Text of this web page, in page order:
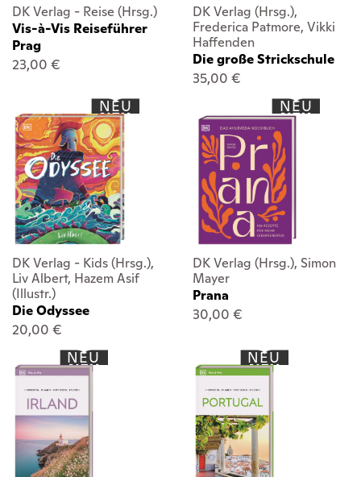
DK Verlag - Reise (Hrsg.)
Vis-à-Vis Reiseführer
Prag
23,00 €
DK Verlag (Hrsg.),
Frederica Patmore, Vikki
Haffenden
Die große Strickschule
35,00 €
NEU
DK Verlag - Kids (Hrsg.),
Liv Albert, Hazem Asif
(Illustr.)
Die Odyssee
20,00 €
NEU
DK Verlag (Hrsg.), Simon
Mayer
Prana
30,00 €
NEU NEU